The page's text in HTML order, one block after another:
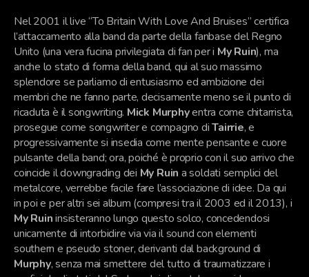
Nel 2001 il live “To Britain With Love And Bruises” certifica
l’attaccamento alla band da parte della fanbase del Regno
Unito (una vera fucina privilegiata di fan per i My Ruin), ma
anche lo stato di forma della band, qui al suo massimo
splendore se parliamo di entusiasmo ed ambizione dei
membri che ne fanno parte, decisamente meno se il punto di
ricaduta è il songwriting. Mick Murphyentra come chitarrista,
prosegue come songwriter e compagno diTairrie, e
progressivamente si insedia come mente pensante e cuore
pulsante della band; ora, poiché è proprio con il suo arrivo che
coincide il downgrading dei My Ruin a soldati semplici del
metalcore, verrebbe facile fare l’associazione di idee. Da qui
in poi e per altri sei album (compresi tra il 2003 ed il 2013), i
My Ruininsisteranno lungo questo solco, concedendosi
unicamente di intorbidire via via il sound con elementi
southern e pseudo stoner, derivanti dal background di
Murphy, senza mai smettere del tutto di traumatizzare i